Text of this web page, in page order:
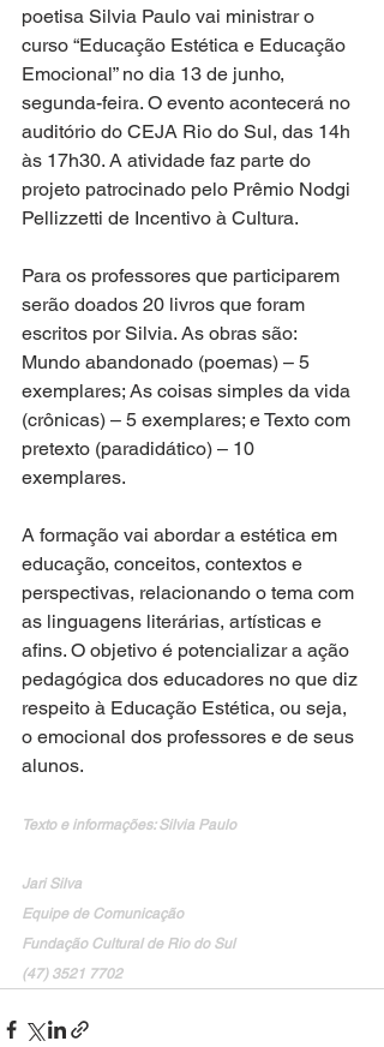
poetisa Silvia Paulo vai ministrar o
curso “Educação Estética e Educação
Emocional” no dia 13 de junho,
segunda-feira. O evento acontecerá no
auditório do CEJA Rio do Sul, das 14h
às 17h30. A atividade faz parte do
projeto patrocinado pelo Prêmio Nodgi
Pellizzetti de Incentivo à Cultura.
Para os professores que participarem
serão doados 20 livros que foram
escritos por Silvia. As obras são:
Mundo abandonado (poemas) – 5
exemplares; As coisas simples da vida
(crônicas) – 5 exemplares; e Texto com
pretexto (paradidático) – 10
exemplares.
A formação vai abordar a estética em
educação, conceitos, contextos e
perspectivas, relacionando o tema com
as linguagens literárias, artísticas e
afins. O objetivo é potencializar a ação
pedagógica dos educadores no que diz
respeito à Educação Estética, ou seja,
o emocional dos professores e de seus
alunos.
Texto e informações: Silvia Paulo
Jari Silva
Equipe de Comunicação
Fundação Cultural de Rio do Sul
(47) 3521 7702